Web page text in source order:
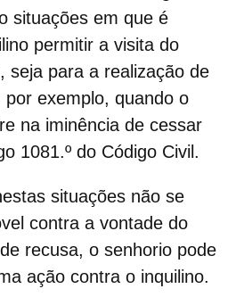
situações em que é
permitir a visita do
seja para a realização de
exemplo, quando o
na iminência de cessar
1081.º do Código Civil.
situações não se
contra a vontade do
recusa, o senhorio pode
ação contra o inquilino.